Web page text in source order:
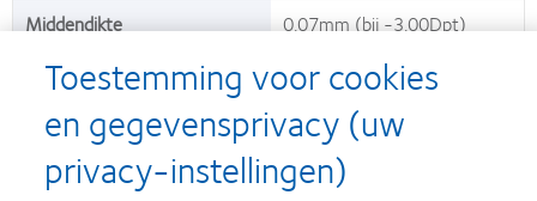
Middendikte
0.07mm (bij -3.00Dpt)
Verpakkingsgrootte
30
Basiscurve
8.8mm (plus sterktes), 8.6mm
Diameter
14.2mm
Toestemming voor cookies
en gegevensprivacy (uw
privacy-instellingen)